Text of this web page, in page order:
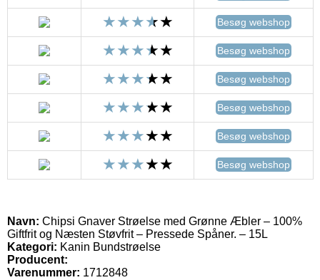
Besøg webshop
Besøg webshop
Besøg webshop
Besøg webshop
Besøg webshop
Besøg webshop
Navn: Chipsi Gnaver Strøelse med Grønne Æbler – 100%
Giftfrit og Næsten Støvfrit – Pressede Spåner. – 15L
Kategori: Kanin Bundstrøelse
Producent:
Varenummer: 1712848